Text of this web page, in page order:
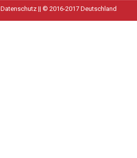
Datenschutz|| © 2016-2017 Deutschland